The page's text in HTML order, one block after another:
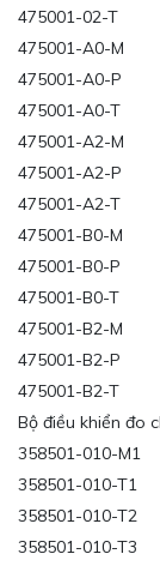
475001-02-T
475001-A0-M
475001-A0-P
475001-A0-T
475001-A2-M
475001-A2-P
475001-A2-T
475001-B0-M
475001-B0-P
475001-B0-T
475001-B2-M
475001-B2-P
475001-B2-T
Bộ điều khiển đo
358501-010-M1
358501-010-T1
358501-010-T2
358501-010-T3